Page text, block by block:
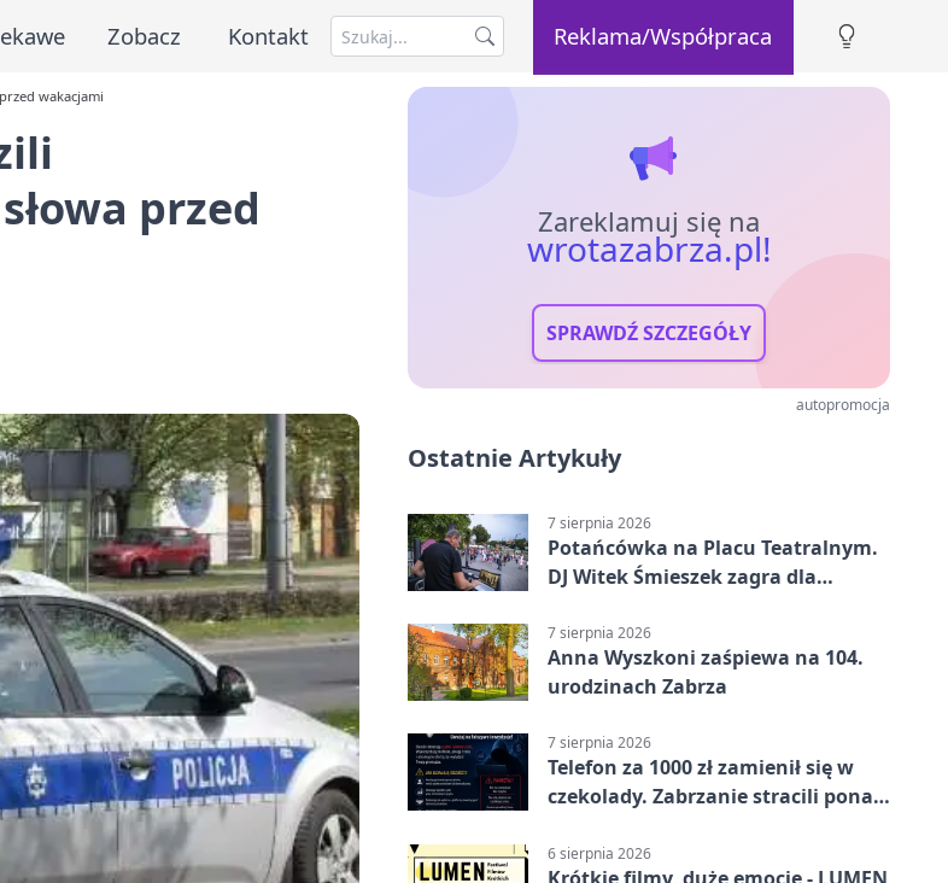
Zobacz Kontakt Reklama/Współpraca
wakacjami
przed
Zareklamuj się na
wrotazabrza.pl!
SPRAWDŹ SZCZEGÓŁY
autopromocja
Ostatnie Artykuły
7 sierpnia 2026
Potańcówka na Placu Teatralnym.
DJ Witek Śmieszek zagra dla
7 sierpnia 2026
Anna Wyszkoni zaśpiewa na 104.
urodzinach Zabrza
7 sierpnia 2026
Telefon za 1000 zł zamienił się w
czekolady. Zabrzanie stracili ponad
6 sierpnia 2026
Krótkie filmy, duże emocje - LUMEN